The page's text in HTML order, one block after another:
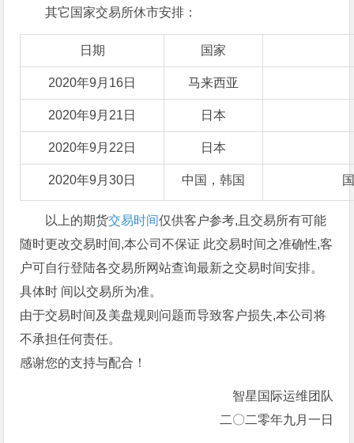
其它国家交易所休市安排：
日期 国家
2020年9月16日 马来西亚
2020年9月21日 日本
2020年9月22日 日本
2020年9月30日 中国，韩国
以上的期货交易时间仅供客户参考,且交易所有可能
随时更改交易时间,本公司不保证 此交易时间之准确性,客
户可自行登陆各交易所网站查询最新之交易时间安排。
具体时 间以交易所为准。
由于交易时间及美盘规则问题而导致客户损失,本公司将
不承担任何责任。
感谢您的支持与配合！
智星国际运维团队
二〇二零年九月一日